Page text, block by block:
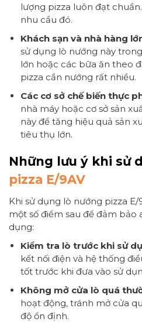
lượng pizza luôn đạt
nhu cầu đó.
Khách sạn và nhà hàng
sử dụng lò nướng này
lớn hoặc các bữa ăn theo
pizza cần nướng rất nhiều.
Các cơ sở chế biến thực
nhà máy hoặc cơ sở sản
này để tăng hiệu quả sản
tiêu thụ lớn.
Những lưu ý khi sử
pizza E/9AV
Khi sử dụng lò nướng pizza
một số điểm sau để đảm bảo
dụng:
Kiểm tra lò trước khi sử
kết nối điện và hệ thống
tốt trước khi đưa vào sử
Không mở cửa lò quá
hoạt động, tránh mở cửa
độ ổn định.